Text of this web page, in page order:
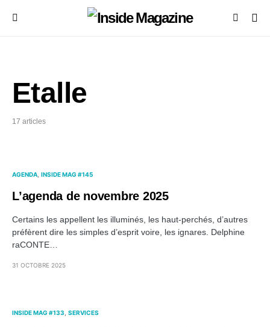
Etalle
17 articles
AGENDA INSIDE MAG #145
L’agenda de novembre 2025
Certains les appellent les illuminés, les haut-perchés, d’autres
préfèrent dire les simples d’esprit voire, les ignares. Delphine
raCONTE…
31 OCTOBRE 2025
INSIDE MAG #133 SERVICES